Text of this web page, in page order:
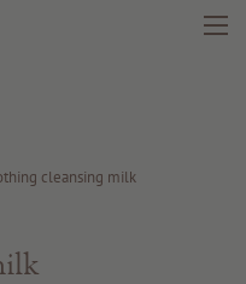
cleansing milk